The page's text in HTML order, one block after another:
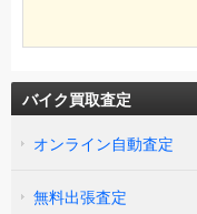
バイク買取査定
オンライン自動査定
無料出張査定